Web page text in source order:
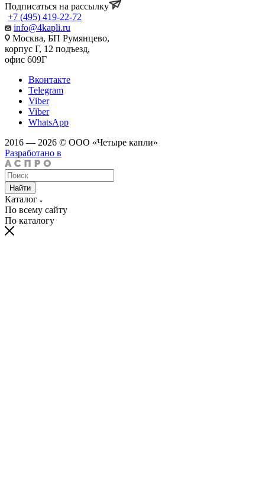
Подписаться на рассылку
+7 (495) 419-22-72
info@4kapli.ru
Москва, БП Румянцево,
корпус Г, 12 подъезд,
офис 609Г
Вконтакте
Telegram
Viber
Viber
WhatsApp
2016 — 2026 © ООО «Четыре капли»
Разработано в
Найти
Каталог
По всему сайту
По каталогу